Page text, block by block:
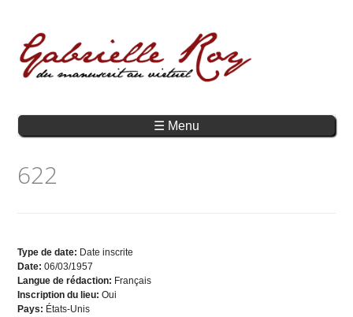
☰ Menu
622
Type de date: Date inscrite
Date:06/03/1957
Langue de rédaction: Français
Inscription du lieu:Oui
Pays: États-Unis